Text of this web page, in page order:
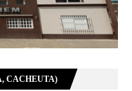
CACHEUTA)